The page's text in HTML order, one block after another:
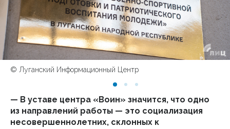
© Луганский Информационный Центр
— В уставе центра «Воин» значится, что одно
из направлений работы — это социализация
несовершеннолетних, склонных к